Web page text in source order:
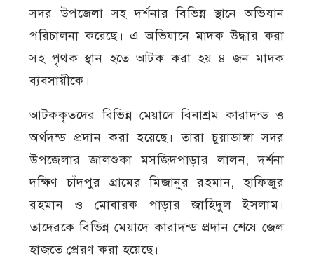
সদর উপজেলা সহ দর্শনার বিভিন্ন স্থানে অভিযান
পরিচালনা করেছে। এ অভিযানে মাদক উদ্ধার করা
সহ পৃথক স্থান হতে আটক করা হয় ৪ জন মাদক
ব্যবসায়ীকে।
আটককৃতদের বিভিন্ন মেয়াদে বিনাশ্রম কারাদন্ড ও
অর্থদন্ড প্রদান করা হয়েছে। তারা চুয়াডাঙ্গা সদর
উপজেলার জালশুকা মসজিদপাড়ার লালন, দর্শনা
দক্ষিণ চাঁদপুর গ্রামের মিজানুর রহমান, হাফিজুর
রহমান ও মোবারক পাড়ার জাহিদুল ইসলাম।
তাদেরকে বিভিন্ন মেয়াদে কারাদন্ড প্রদান শেষে জেল
হাজতে প্রেরণ করা হয়েছে।